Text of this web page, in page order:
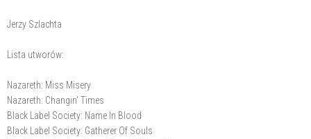
Jerzy Szlachta
Lista utworów:
Nazareth: Miss Misery
Nazareth: Changin' Times
Black Label Society: Name In Blood
Black Label Society: Gatherer Of Souls